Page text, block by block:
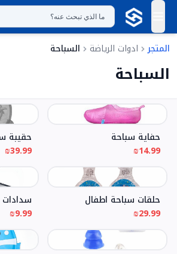
ما الذي تبحث عنه؟
المتجر ادوات الرياضة السباحة
السباحة
حفاية سباحة
₪14.99
حقيبة
₪39.99
حلقات سباحة اطفال
₪29.99
₪9.99